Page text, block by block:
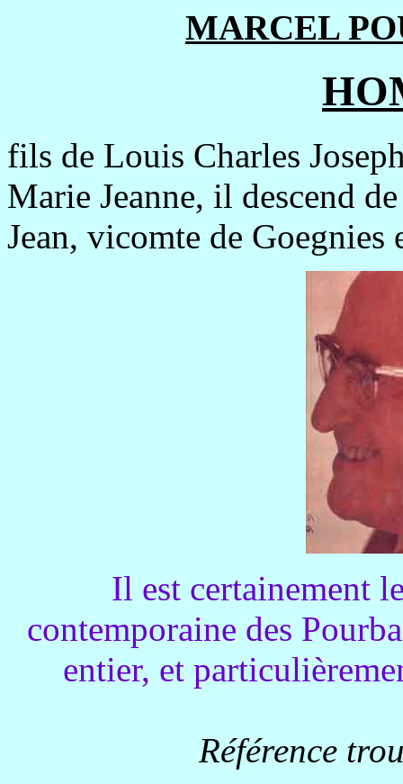
MARCEL
fils de Louis Charles
Marie Jeanne, il descend
Jean, vicomte de Goegnies
Il est certainement
contemporaine des
entier, et
Référence